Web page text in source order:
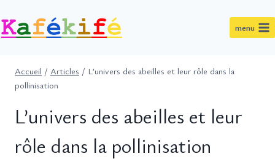
au
contenu
menu
Accueil / Articles / L’univers des abeilles et leur rôle dans la
pollinisation
L’univers des abeilles et leur
rôle dans la pollinisation